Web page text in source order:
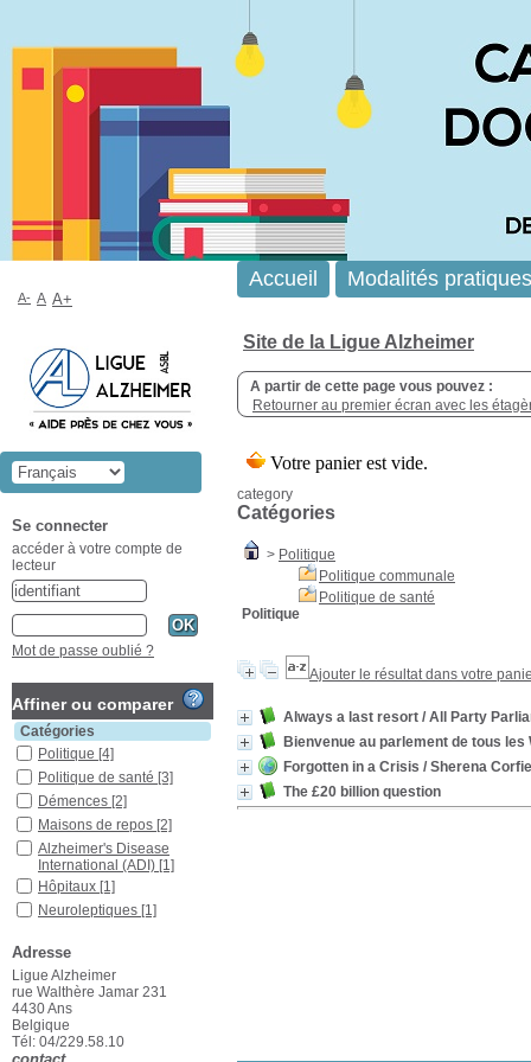
Site de la Ligue Alzheimer
A partir de cette page vous pouvez :
Retourner au premier écran avec les
category
Catégories
> Politique
Politique communale
Politique de santé
Politique
Ajouter le résultat dans votre
Always a last resort / All Party
Bienvenue au parlement de tous les
Forgotten in a Crisis / Sherena
The £20 billion question
Accueil Modalités pratiques
A- A A+
Se connecter
accéder à votre compte de
lecteur
Mot de passe oublié ?
Affiner ou comparer
Catégories
Politique [4]
Politique de santé [3]
Démences [2]
Maisons de repos [2]
Alzheimer's Disease
International (ADI) [1]
Hôpitaux [1]
Neuroleptiques [1]
démence
Sécurité[1]
Soins hospitaliers[1]
Soins palliatifs
Troubles mentaux
Adresse
Ligue Alzheimer
rue Walthère Jamar 231
4430 Ans
Belgique
Tél: 04/229.58.10